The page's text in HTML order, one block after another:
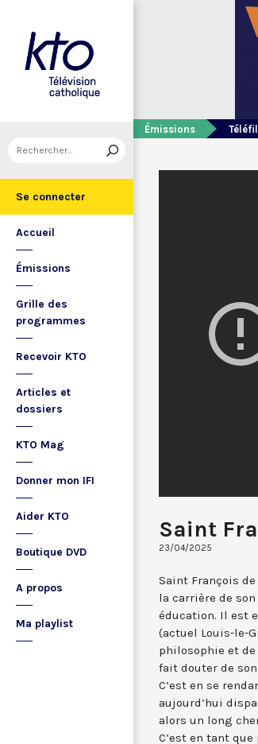
Se connecter
Accueil
Émissions
Grille des
programmes
Recevoir KTO
Articles et
dossiers
KTO Mag
Donner mon IFI
Aider KTO
Boutique DVD
A propos
Ma playlist
Émissions
Saint
23/04/2025
Saint François de
la carrière de
éducation. Il est
(actuel Louis-le-
philosophie et
fait douter de
C’est en se
aujourd’hui
alors un long
C’est en tant